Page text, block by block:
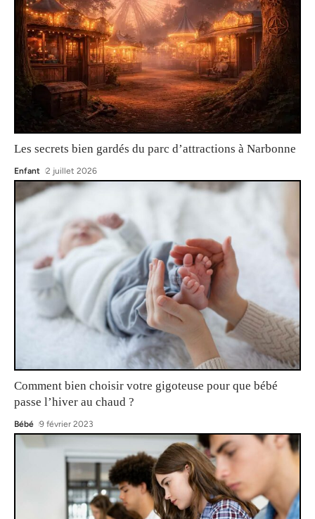
Les secrets bien gardés du parc d’attractions à Narbonne
Enfant 2 juillet 2026
Comment bien choisir votre gigoteuse pour que bébé
passe l’hiver au chaud ?
Bébé 9 février 2023